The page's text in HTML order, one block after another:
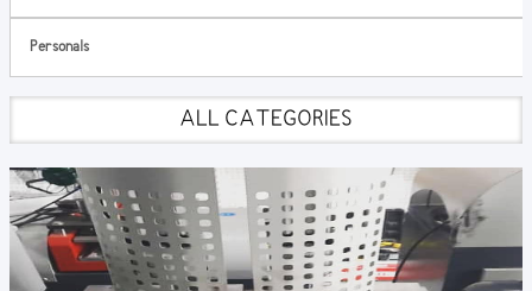
Personals
ALL CATEGORIES